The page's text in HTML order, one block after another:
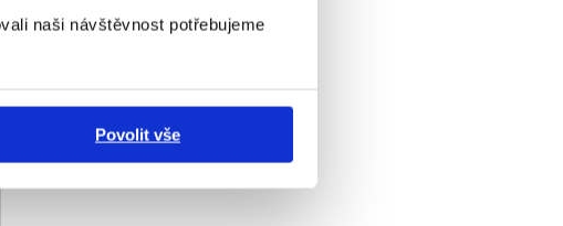
naši návštěvnost potřebujeme
Povolit vše